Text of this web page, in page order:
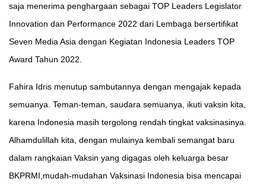
saja menerima penghargaan sebagai TOP Leaders Legislator
Innovation dan Performance 2022 dari Lembaga bersertifikat
Seven Media Asia dengan Kegiatan Indonesia Leaders TOP
Award Tahun 2022.
Fahira Idris menutup sambutannya dengan mengajak kepada
semuanya. Teman-teman, saudara semuanya, ikuti vaksin kita,
karena Indonesia masih tergolong rendah tingkat vaksinasinya.
Alhamdulillah kita, dengan mulainya kembali semangat baru
dalam rangkaian Vaksin yang digagas oleh keluarga besar
BKPRMI,mudah-mudahan Vaksinasi Indonesia bisa mencapai